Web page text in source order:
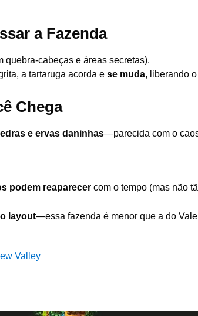
a Fazenda
quebra-cabeças e áreas secretas).
a tartaruga acorda e se muda, liberando
Chega
e ervas daninhas—parecida com o
podem reaparecer com o tempo (mas não
layout—essa fazenda é menor que a do
Valley